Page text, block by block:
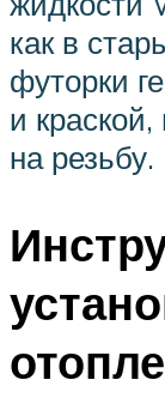
как в
футорки
и
на резьбу.